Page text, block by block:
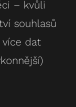
– kvůli
souhlasů
dat